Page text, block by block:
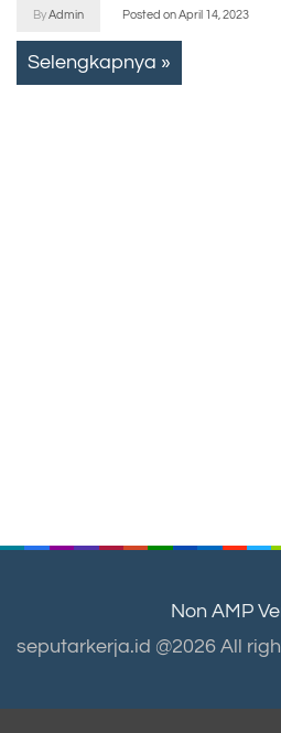
ByAdmin Posted onApril 14, 2023
Selengkapnya »
Non AMP
seputarkerja.id @2026 All